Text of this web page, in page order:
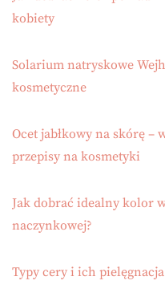
kobiety
Solarium natryskowe
kosmetyczne
Ocet jabłkowy na skórę –
przepisy na kosmetyki
Jak dobrać idealny kolor
naczynkowej?
Typy cery i ich